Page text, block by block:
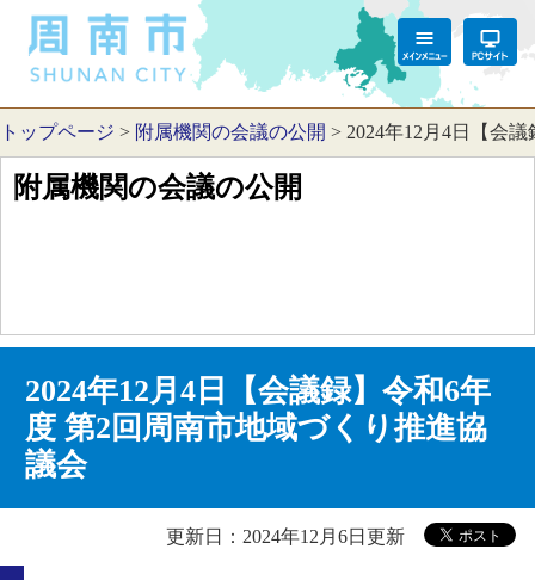
トップページ > 附属機関の会議の公開 > 2024年12月4日【会
附属機関の会議の公開
2024年12月4日【会議録】令和6年
度 第2回周南市地域づくり推進協
議会
更新日：2024年12月6日更新